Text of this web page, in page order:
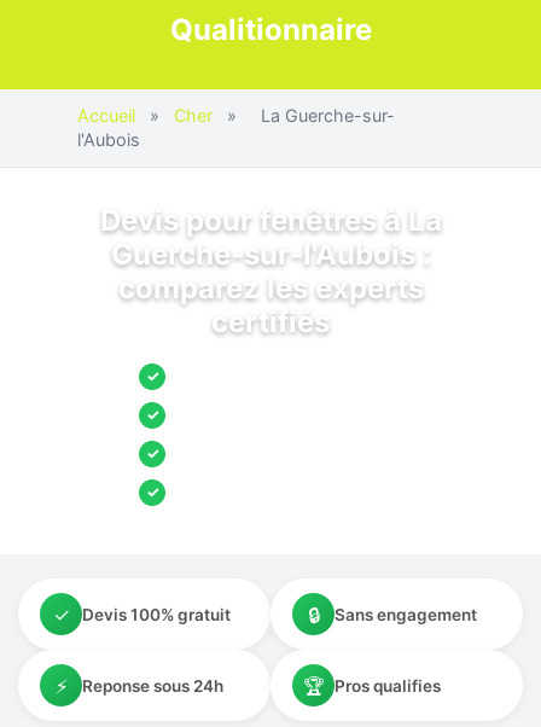
Qualitionnaire
Accueil » Cher »
La Guerche-sur-
l'Aubois
Devis pour fenêtres à La
Guerche-sur-l'Aubois :
comparez les experts
certifiés
✓
✓
✓
✓
✓ Devis 100% gratuit 🔒 Sans engagement
⚡ Reponse sous 24h 🏆 Pros qualifies